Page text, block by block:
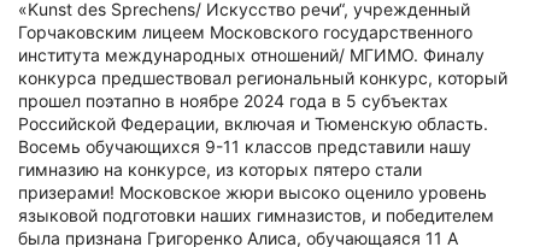
«Kunst des Sprechens/ Искусство речи“, учрежденный
Горчаковским лицеем Московского государственного
института международных отношений/ МГИМО. Финалу
конкурса предшествовал региональный конкурс, который
прошел поэтапно в ноябре 2024 года в 5 субъектах
Российской Федерации, включая и Тюменскую область.
Восемь обучающихся 9-11 классов представили нашу
гимназию на конкурсе, из которых пятеро стали
призерами! Московское жюри высоко оценило уровень
языковой подготовки наших гимназистов, и победителем
была признана Григоренко Алиса, обучающаяся 11 А